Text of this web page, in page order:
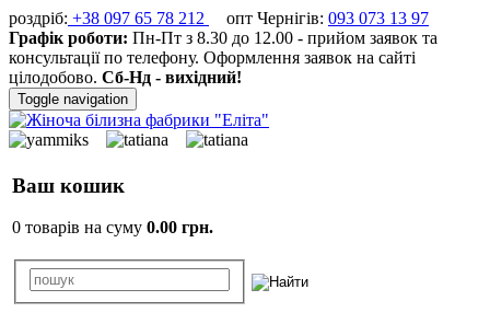
роздріб: +38 097 65 78 212 опт Чернігів: 093 073 13 97
Графік роботи: Пн-Пт з 8.30 до 12.00 - прийом заявок та
консультації по телефону. Оформлення заявок на сайті
цілодобово. Сб-Нд - вихідний!
Toggle navigation
Ваш кошик
0 товарів на суму 0.00 грн.